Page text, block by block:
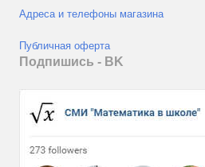
Адреса и телефоны магазина
Публичная оферта
Подпишись - ВK